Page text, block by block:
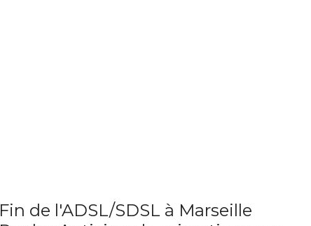
Fin de l'ADSL/SDSL à Marseille